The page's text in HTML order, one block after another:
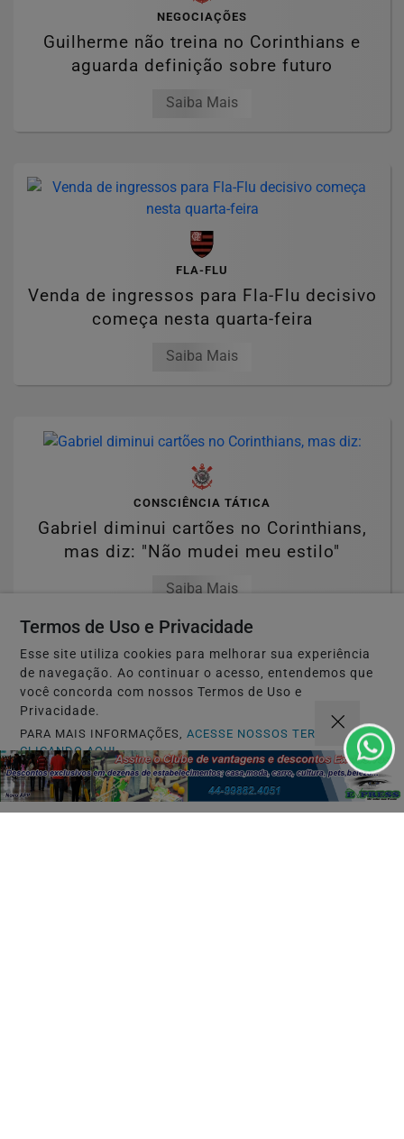
NEGOCIAÇÕES
Guilherme não treina no Corinthians e
aguarda definição sobre futuro
Saiba Mais
FLA-FLU
Venda de ingressos para Fla-Flu decisivo
começa nesta quarta-feira
Saiba Mais
CONSCIÊNCIA TÁTICA
Gabriel diminui cartões no Corinthians,
mas diz: "Não mudei meu estilo"
Saiba Mais
MAIS POSTAGENS
Termos de Uso e Privacidade
Esse site utiliza cookies para melhorar sua experiência
de navegação. Ao continuar o acesso, entendemos que
você concorda com nossos Termos de Uso e
Privacidade.
PARA MAIS INFORMAÇÕES,ACESSE NOSSOS TERMOS
CLICANDO AQUI
PROSSEGUIR